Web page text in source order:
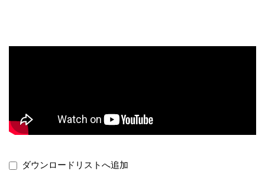
ダウンロードリストへ追加